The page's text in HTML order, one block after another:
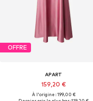
OFFRE
APART
159,20 €
À l'origine : 199,00 €